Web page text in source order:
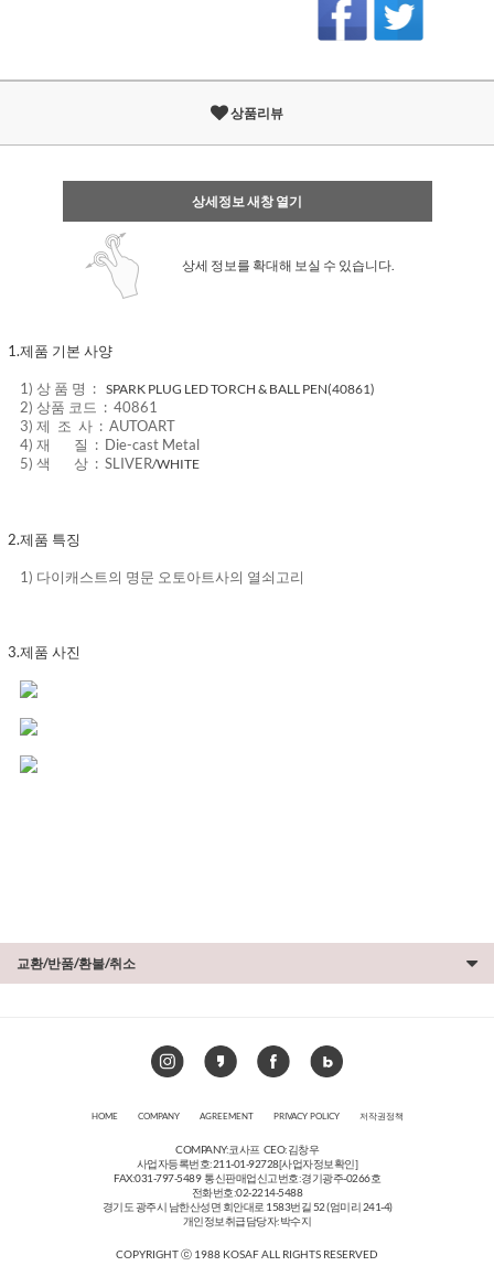
상품리뷰
상세정보 새창 열기
상세 정보를 확대해 보실 수 있습니다.
1.제품 기본 사양
1) 상 품 명 : SPARK PLUG LED TORCH & BALL PEN(40861)
2) 상품 코드 : 40861
3) 제 조 사 : AUTOART
4) 재 질 : Die-cast Metal
5) 색 상 : SLIVER/WHITE
2.제품 특징
1) 다이캐스트의 명문 오토아트사의 열쇠고리
3.제품 사진
교환/반품/환불/취소
HOME COMPANY AGREEMENT PRIVACY POLICY 저작권정책
COMPANY:코사프 CEO:김창우
사업자등록번호:211-01-92728[사업자정보확인]
FAX:031-797-5489 통신판매업신고번호:경기광주-0266호
전화번호:02-2214-5488
경기도 광주시 남한산성면 회안대로 1583번길 52 (엄미리 241-4)
개인정보취급담당자:박수지
COPYRIGHT ⓒ 1988 KOSAF ALL RIGHTS RESERVED